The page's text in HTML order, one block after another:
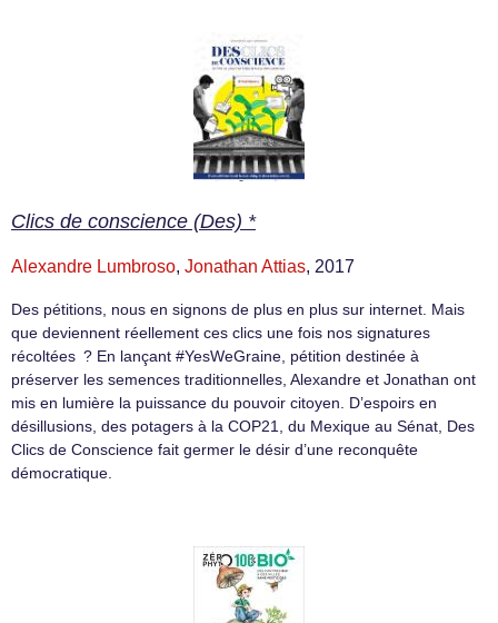
Clics de conscience (Des) *
Alexandre Lumbroso, Jonathan Attias, 2017
Des pétitions, nous en signons de plus en plus sur internet. Mais
que deviennent réellement ces clics une fois nos signatures
récoltées ? En lançant #YesWeGraine, pétition destinée à
préserver les semences traditionnelles, Alexandre et Jonathan ont
mis en lumière la puissance du pouvoir citoyen. D’espoirs en
désillusions, des potagers à la COP21, du Mexique au Sénat, Des
Clics de Conscience fait germer le désir d’une reconquête
démocratique.